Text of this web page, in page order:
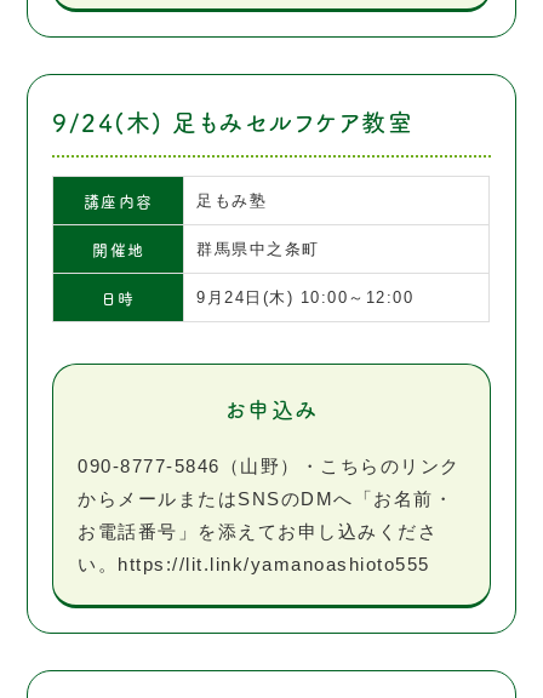
9/24(木) 足もみセルフケア教室
講座内容 足もみ塾
開催地 群馬県中之条町
日時 9月24日(木) 10:00～12:00
お申込み
090-8777-5846（山野）・こちらのリンク
からメールまたはSNSのDMへ「お名前・
お電話番号」を添えてお申し込みくださ
い。https://lit.link/yamanoashioto555